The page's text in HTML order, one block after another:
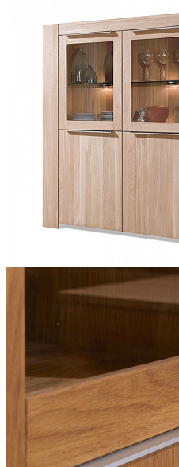
В корзину
Спальня
Деревянные кровати с
Кровати
Кровати
Кровати
Кровати двуспальные
Кровати металлические
Кровати односпальные
Кровати
Решетки и настилы под
Спальные гарнитуры
Тумбы прикроватные
Шкафы для одежды
Полки и ящики в
Шкаф 1-дверный
Шкафы 2-х
Шкафы 3-х
Шкафы 4-х
Шкафы 5-ти
Шкафы 6-ти
Шкафы купе для
Шкафы угловые
Ящики и короба